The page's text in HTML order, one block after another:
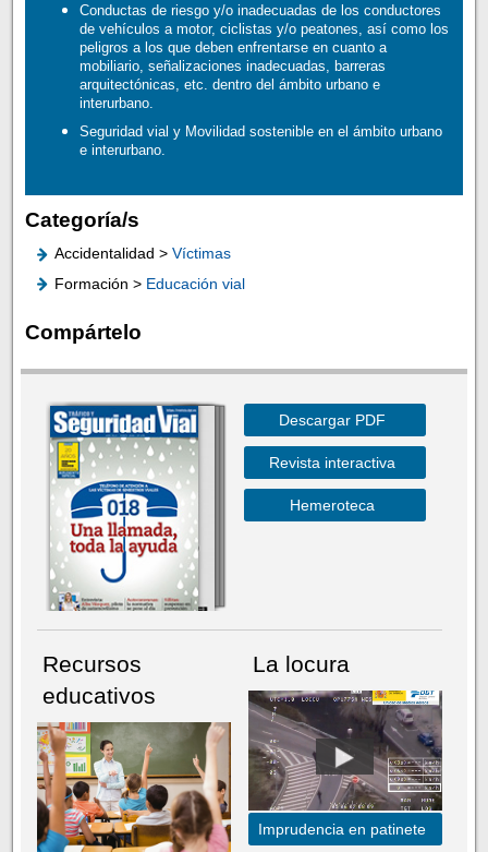
Conductas de riesgo y/o inadecuadas de los conductores
de vehículos a motor, ciclistas y/o peatones, así como los
peligros a los que deben enfrentarse en cuanto a
mobiliario, señalizaciones inadecuadas, barreras
arquitectónicas, etc. dentro del ámbito urbano e
interurbano.
Seguridad vial y Movilidad sostenible en el ámbito urbano
e interurbano.
Categoría/s
Accidentalidad > Víctimas
Formación > Educación vial
Compártelo
Descargar PDF
Revista interactiva
Hemeroteca
Recursos
educativos
La locura
Imprudencia en patinete